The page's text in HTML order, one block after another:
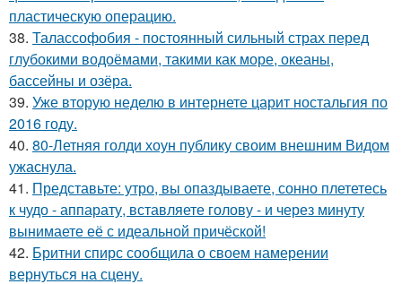
пластическую операцию.
38. Талассофобия - постоянный сильный страх перед
глубокими водоёмами, такими как море, океаны,
бассейны и озёра.
39. Уже вторую неделю в интернете царит ностальгия по
2016 году.
40. 80-Летняя голди хоун публику своим внешним Видом
ужаснула.
41. Представьте: утро, вы опаздываете, сонно плететесь
к чудо - аппарату, вставляете голову - и через минуту
вынимаете её с идеальной причёской!
42. Бритни спирс сообщила о своем намерении
вернуться на сцену.